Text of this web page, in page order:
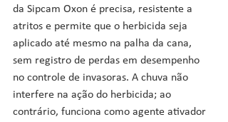
da Sipcam Oxon é precisa, resistente a
atritos e permite que o herbicida seja
aplicado até mesmo na palha da cana,
sem registro de perdas em desempenho
no controle de invasoras. A chuva não
interfere na ação do herbicida; ao
contrário, funciona como agente ativador